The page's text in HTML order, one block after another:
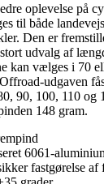
oplevelse på
til både
Den er
udvalg af
kan vælges i 70
udgaven
90, 100, 110 og
148 gram.
6061-
fastgørelse af